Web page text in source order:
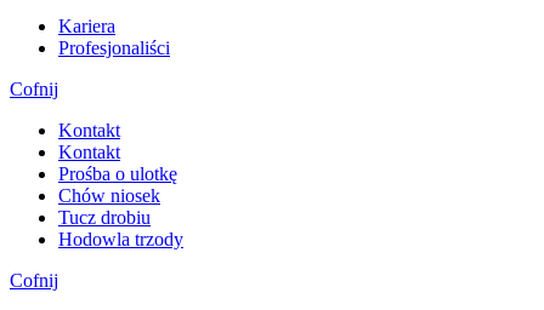
Kariera
Profesjonaliści
Cofnij
Kontakt
Kontakt
Prośba o ulotkę
Chów niosek
Tucz drobiu
Hodowla trzody
Cofnij